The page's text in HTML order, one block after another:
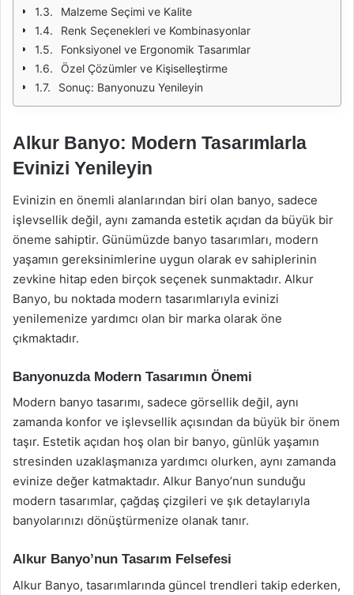
Malzeme Seçimi ve Kalite
Renk Seçenekleri ve Kombinasyonlar
Fonksiyonel ve Ergonomik Tasarımlar
Özel Çözümler ve Kişiselleştirme
Sonuç: Banyonuzu Yenileyin
Alkur Banyo: Modern Tasarımlarla
Evinizi Yenileyin
Evinizin en önemli alanlarından biri olan banyo, sadece
işlevsellik değil, aynı zamanda estetik açıdan da büyük bir
öneme sahiptir. Günümüzde banyo tasarımları, modern
yaşamın gereksinimlerine uygun olarak ev sahiplerinin
zevkine hitap eden birçok seçenek sunmaktadır. Alkur
Banyo, bu noktada modern tasarımlarıyla evinizi
yenilemenize yardımcı olan bir marka olarak öne
çıkmaktadır.
Banyonuzda Modern Tasarımın Önemi
Modern banyo tasarımı, sadece görsellik değil, aynı
zamanda konfor ve işlevsellik açısından da büyük bir önem
taşır. Estetik açıdan hoş olan bir banyo, günlük yaşamın
stresinden uzaklaşmanıza yardımcı olurken, aynı zamanda
evinize değer katmaktadır. Alkur Banyo’nun sunduğu
modern tasarımlar, çağdaş çizgileri ve şık detaylarıyla
banyolarınızı dönüştürmenize olanak tanır.
Alkur Banyo’nun Tasarım Felsefesi
Alkur Banyo, tasarımlarında güncel trendleri takip ederken,